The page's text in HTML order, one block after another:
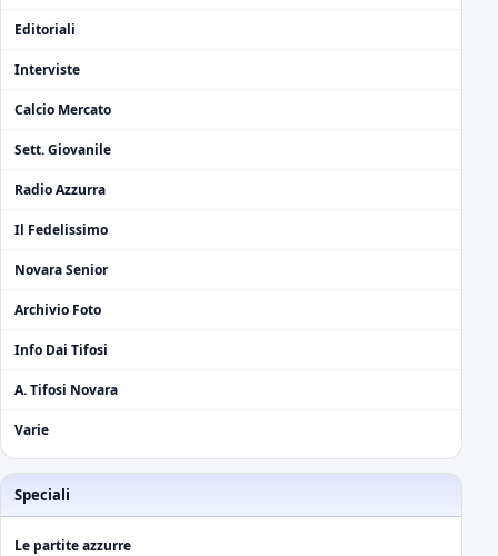
Editoriali
Interviste
Calcio Mercato
Sett. Giovanile
Radio Azzurra
Il Fedelissimo
Novara Senior
Archivio Foto
Info Dai Tifosi
A. Tifosi Novara
Varie
Speciali
Le partite azzurre